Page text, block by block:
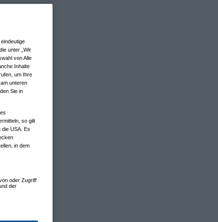
unter „Wir
von Alle
Inhalte
um Ihre
unteren
Sie in
so gilt
die USA. Es
in dem
oder Zugriff
der